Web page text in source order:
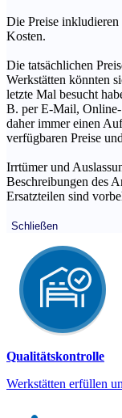
Die Preise
Kosten.
Die tatsächlichen
Werkstätten könnten
letzte Mal besucht
B. per E-Mail,
daher immer einen
verfügbaren Preise
Irrtümer und
Beschreibungen des
Ersatzteilen sind
Schließen
Qualitätskontrolle
Werkstätten erfüllen